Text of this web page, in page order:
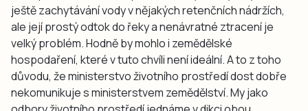
ještě zachytávání vody v nějakých retenčních nádržích,
ale její prostý odtok do řeky a nenávratné ztracení je
velký problém. Hodně by mohlo i zemědělské
hospodaření, které v tuto chvíli není ideální. A to z toho
důvodu, že ministerstvo životního prostředí dost dobře
nekomunikuje s ministerstvem zemědělství. My jako